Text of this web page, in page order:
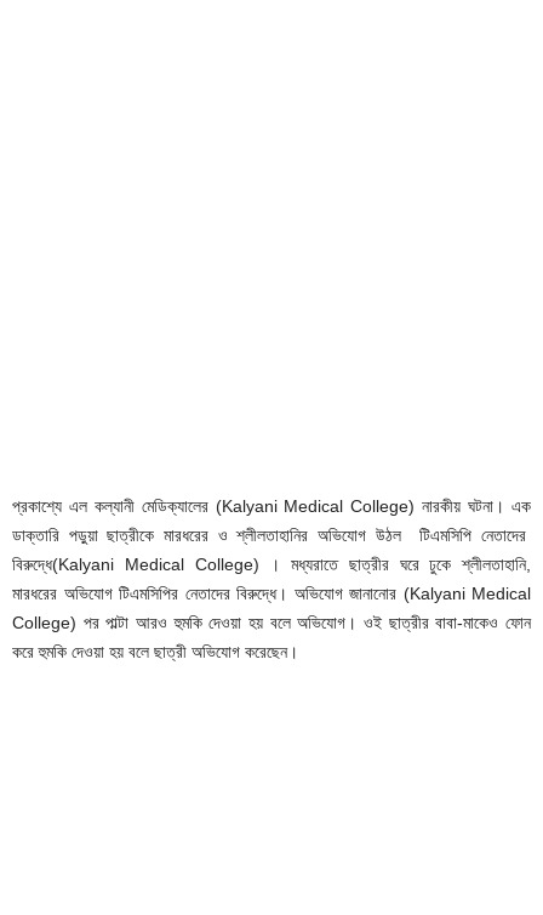
প্রকাশ্যে এল কল্যানী মেডিক্যালের (Kalyani Medical College) নারকীয় ঘটনা। এক
ডাক্তারি পড়ুয়া ছাত্রীকে মারধরের ও শ্লীলতাহানির অভিযোগ উঠল টিএমসিপি নেতাদের
বিরুদ্ধে(Kalyani Medical College) । মধ্যরাতে ছাত্রীর ঘরে ঢুকে শ্লীলতাহানি,
মারধরের অভিযোগ টিএমসিপির নেতাদের বিরুদ্ধে। অভিযোগ জানানোর (Kalyani Medical
College) পর পাল্টা আরও হুমকি দেওয়া হয় বলে অভিযোগ। ওই ছাত্রীর বাবা-মাকেও ফোন
করে হুমকি দেওয়া হয় বলে ছাত্রী অভিযোগ করেছেন।